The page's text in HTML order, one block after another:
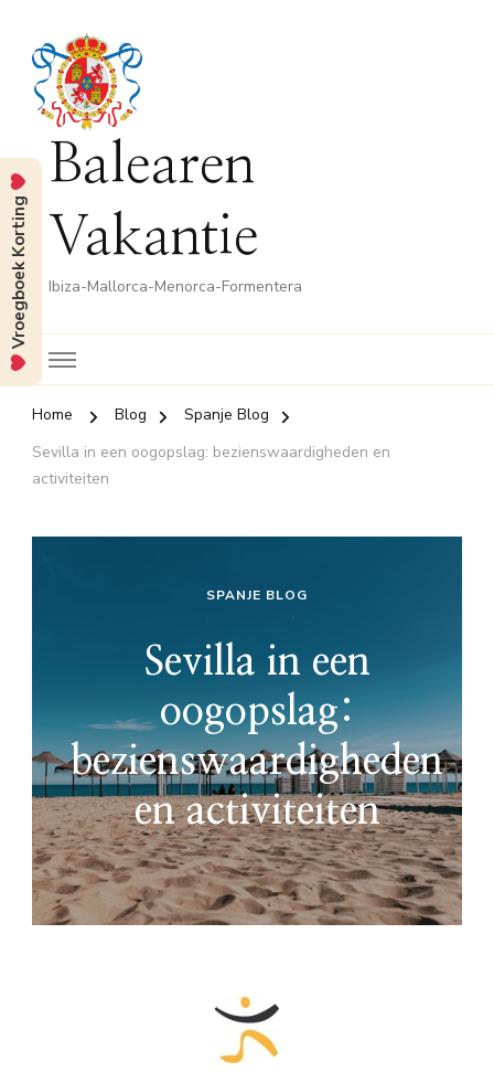
Balearen
Vakantie
Ibiza-Mallorca-Menorca-Formentera
Home Blog
Spanje Blog
Sevilla in een oogopslag: bezienswaardigheden en
activiteiten
SPANJE BLOG
Sevilla in een
oogopslag:
bezienswaardigheden
en activiteiten
Vroegboek Korting